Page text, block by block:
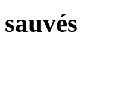
sauvés